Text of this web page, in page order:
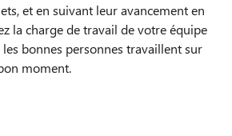
et en suivant leur avancement en
la charge de travail de votre équipe
bonnes personnes travaillent sur
moment.